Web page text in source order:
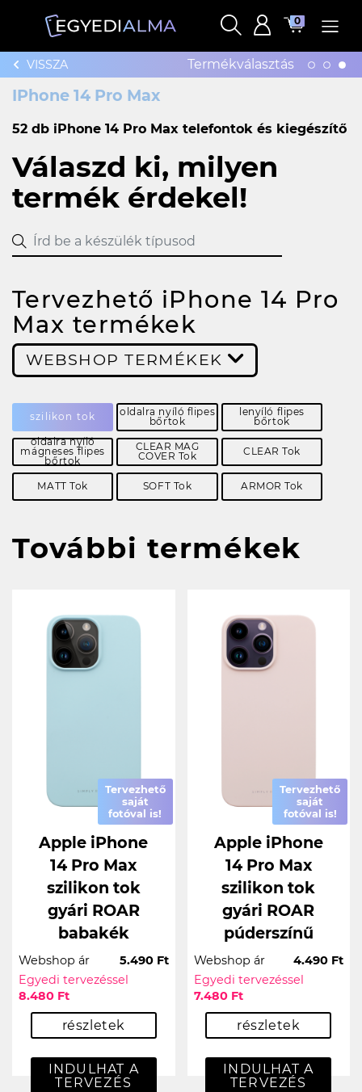
0
VISSZA Termékválasztás
IPhone 14 Pro Max
52 db iPhone 14 Pro Max telefontok és kiegészítő
Válaszd ki, milyen
termék érdekel!
Tervezhető iPhone 14 Pro
Max termékek
WEBSHOP TERMÉKEK
szilikon tok
oldalra nyíló flipes
bőrtok
lenyíló flipes
bőrtok
oldalra nyíló
mágneses flipes
bőrtok
CLEAR MAG
COVER Tok
CLEAR Tok
MATT Tok SOFT Tok ARMOR Tok
További termékek
Tervezhető
saját
fotóval is!
Apple iPhone
14 Pro Max
szilikon tok
gyári ROAR
babakék
Webshop ár
5.490 Ft
Egyedi tervezéssel
8.480 Ft
részletek
INDULHAT A
TERVEZÉS
Tervezhető
saját
fotóval is!
Apple iPhone
14 Pro Max
szilikon tok
gyári ROAR
púderszínű
Webshop ár
4.490 Ft
Egyedi tervezéssel
7.480 Ft
részletek
INDULHAT A
TERVEZÉS